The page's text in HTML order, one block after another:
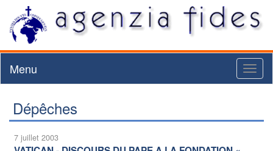
Menu
Dépêches
7 juillet 2003